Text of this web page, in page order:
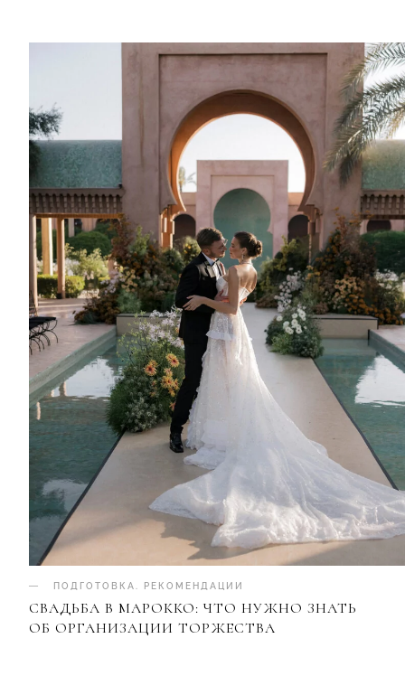
ПОДГОТОВКА РЕКОМЕНДАЦИИ
СВАДЬБА В МАРОККО: ЧТО НУЖНО ЗНАТЬ
ОБ ОРГАНИЗАЦИИ ТОРЖЕСТВА